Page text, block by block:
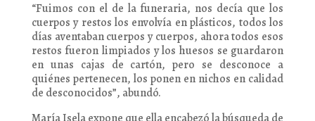
“Fuimos con el de la funeraria, nos decía que los
cuerpos y restos los envolvía en plásticos, todos los
días aventaban cuerpos y cuerpos, ahora todos esos
restos fueron limpiados y los huesos se guardaron
en unas cajas de cartón, pero se desconoce a
quiénes pertenecen, los ponen en nichos en calidad
de desconocidos”, abundó.